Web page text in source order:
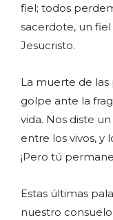
fiel; todos
sacerdote, un
Jesucristo.
La muerte de las
golpe ante la
vida. Nos diste
entre los vivos, y
¡Pero tú
Estas últimas
nuestro